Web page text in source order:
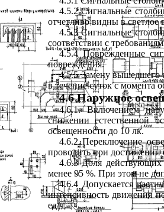
4.5.2 Сигнальные
отчетливо видны в светлое
4.5.3 Сигнальные
соответствии с
4.5.4 Поврежденные
повреждения.
4.5.5 Замену вышедшего
в течение суток с момента
4.6 Наружное
4.6.1. Включением
снижении естественной
освещенности до 10 лк.
4.6.2 Переключение
проводить при достижении
4.6.3 Доля действующих
менее 95 %. При этом не
4.6.4 Допускается
интенсивность движения
ед/ч.